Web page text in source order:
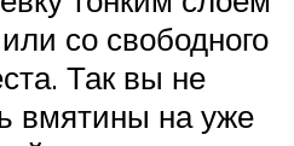
со свободного
Так вы не
вмятины на уже